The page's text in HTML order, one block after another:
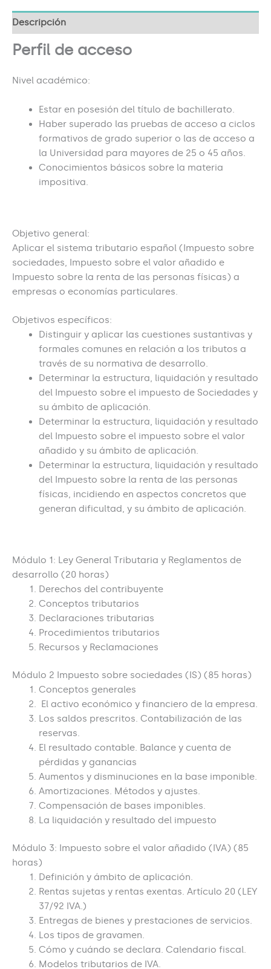
Descripción
Perfil de acceso
Nivel académico:
Estar en posesión del título de bachillerato.
Haber superado las pruebas de acceso a ciclos
formativos de grado superior o las de acceso a
la Universidad para mayores de 25 o 45 años.
Conocimientos básicos sobre la materia
impositiva.
Objetivo general:
Aplicar el sistema tributario español (Impuesto sobre
sociedades, Impuesto sobre el valor añadido e
Impuesto sobre la renta de las personas físicas) a
empresas o economías particulares.
Objetivos específicos:
Distinguir y aplicar las cuestiones sustantivas y
formales comunes en relación a los tributos a
través de su normativa de desarrollo.
Determinar la estructura, liquidación y resultado
del Impuesto sobre el impuesto de Sociedades y
su ámbito de aplicación.
Determinar la estructura, liquidación y resultado
del Impuesto sobre el impuesto sobre el valor
añadido y su ámbito de aplicación.
Determinar la estructura, liquidación y resultado
del Impuesto sobre la renta de las personas
físicas, incidiendo en aspectos concretos que
generan dificultad, y su ámbito de aplicación.
Módulo 1: Ley General Tributaria y Reglamentos de
desarrollo (20 horas)
Derechos del contribuyente
Conceptos tributarios
Declaraciones tributarias
Procedimientos tributarios
Recursos y Reclamaciones
Módulo 2 Impuesto sobre sociedades (IS) (85 horas)
Conceptos generales
El activo económico y financiero de la empresa.
Los saldos prescritos. Contabilización de las
reservas.
El resultado contable. Balance y cuenta de
pérdidas y ganancias
Aumentos y disminuciones en la base imponible.
Amortizaciones. Métodos y ajustes.
Compensación de bases imponibles.
La liquidación y resultado del impuesto
Módulo 3: Impuesto sobre el valor añadido (IVA) (85
horas)
Definición y ámbito de aplicación.
Rentas sujetas y rentas exentas. Artículo 20 (LEY
37/92 IVA.)
Entregas de bienes y prestaciones de servicios.
Los tipos de gravamen.
Cómo y cuándo se declara. Calendario fiscal.
Modelos tributarios de IVA.